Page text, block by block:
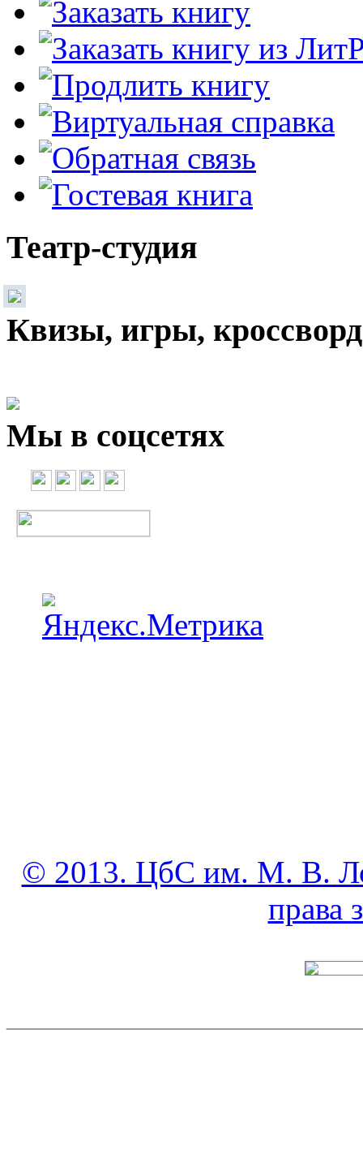
Театр-студия
Квизы, игры,
Мы в соцсетях
© 2013. ЦбС им. М. В.
права